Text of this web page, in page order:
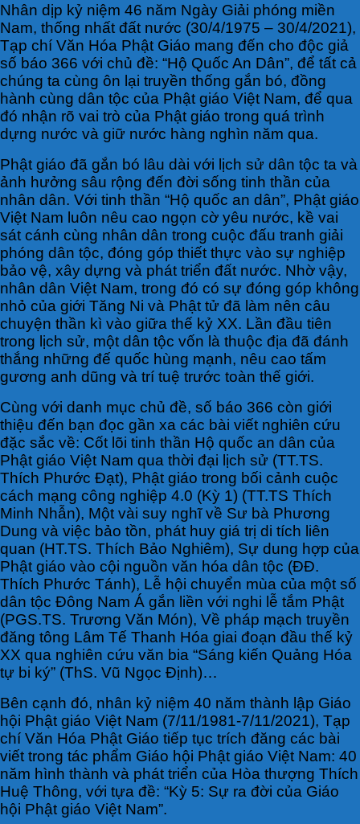
Nhân dịp kỷ niệm 46 năm Ngày Giải phóng miền
Nam, thống nhất đất nước (30/4/1975 – 30/4/2021),
Tạp chí Văn Hóa Phật Giáo mang đến cho độc giả
số báo 366 với chủ đề: “Hộ Quốc An Dân”, để tất cả
chúng ta cùng ôn lại truyền thống gắn bó, đồng
hành cùng dân tộc của Phật giáo Việt Nam, để qua
đó nhận rõ vai trò của Phật giáo trong quá trình
dựng nước và giữ nước hàng nghìn năm qua.
Phật giáo đã gắn bó lâu dài với lịch sử dân tộc ta và
ảnh hưởng sâu rộng đến đời sống tinh thần của
nhân dân. Với tinh thần “Hộ quốc an dân”, Phật giáo
Việt Nam luôn nêu cao ngọn cờ yêu nước, kề vai
sát cánh cùng nhân dân trong cuộc đấu tranh giải
phóng dân tộc, đóng góp thiết thực vào sự nghiệp
bảo vệ, xây dựng và phát triển đất nước. Nhờ vậy,
nhân dân Việt Nam, trong đó có sự đóng góp không
nhỏ của giới Tăng Ni và Phật tử đã làm nên câu
chuyện thần kì vào giữa thế kỷ XX. Lần đầu tiên
trong lịch sử, một dân tộc vốn là thuộc địa đã đánh
thắng những đế quốc hùng mạnh, nêu cao tấm
gương anh dũng và trí tuệ trước toàn thế giới.
Cùng với danh mục chủ đề, số báo 366 còn giới
thiệu đến bạn đọc gần xa các bài viết nghiên cứu
đặc sắc về: Cốt lõi tinh thần Hộ quốc an dân của
Phật giáo Việt Nam qua thời đại lịch sử (TT.TS.
Thích Phước Ðạt), Phật giáo trong bối cảnh cuộc
cách mạng công nghiệp 4.0 (Kỳ 1) (TT.TS Thích
Minh Nhẫn), Một vài suy nghĩ về Sư bà Phương
Dung và việc bảo tồn, phát huy giá trị di tích liên
quan (HT.TS. Thích Bảo Nghiêm), Sự dung hợp của
Phật giáo vào cội nguồn văn hóa dân tộc (ÐÐ.
Thích Phước Tánh), Lễ hội chuyển mùa của một số
dân tộc Ðông Nam Á gắn liền với nghi lễ tắm Phật
(PGS.TS. Trương Văn Món), Về pháp mạch truyền
đăng tông Lâm Tế Thanh Hóa giai đoạn đầu thế kỷ
XX qua nghiên cứu văn bia “Sáng kiến Quảng Hóa
tự bi ký” (ThS. Vũ Ngọc Ðịnh)…
Bên cạnh đó, nhân kỷ niệm 40 năm thành lập Giáo
hội Phật giáo Việt Nam (7/11/1981-7/11/2021), Tạp
chí Văn Hóa Phật Giáo tiếp tục trích đăng các bài
viết trong tác phẩm Giáo hội Phật giáo Việt Nam: 40
năm hình thành và phát triển của Hòa thượng Thích
Huệ Thông, với tựa đề: “Kỳ 5: Sự ra đời của Giáo
hội Phật giáo Việt Nam”.